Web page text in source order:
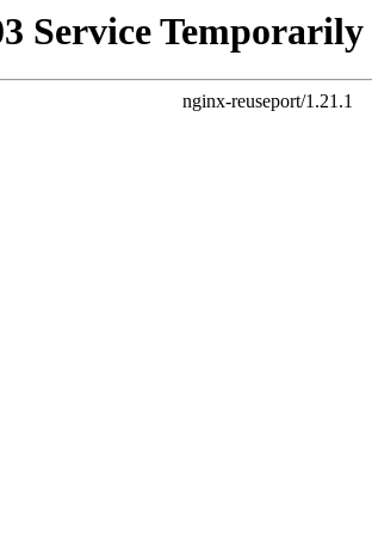
Service
nginx-reuseport/1.21.1